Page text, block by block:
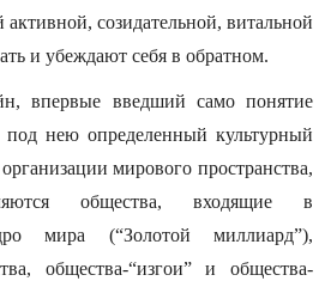
созидательной, витальной
и убеждают себя в обратном.
впервые введший само понятие
под нею определенный культурный
мирового пространства,
общества, входящие в
мира (“Золотой миллиард”),
общества-“изгои” и общества-